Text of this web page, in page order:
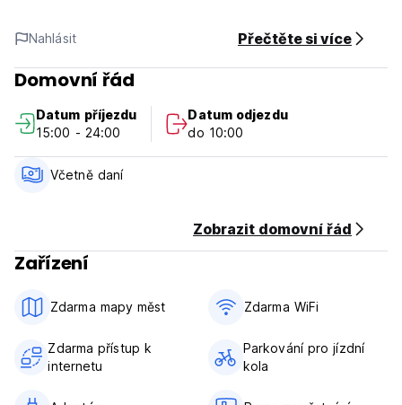
Nahlásit Přečtěte si více
Domovní řád
Datum příjezdu
15:00 - 24:00
Datum odjezdu
do 10:00
Včetně daní
Zobrazit domovní řád
Zařízení
Zdarma mapy měst Zdarma WiFi
Zdarma přístup k
internetu
Parkování pro jízdní
kola